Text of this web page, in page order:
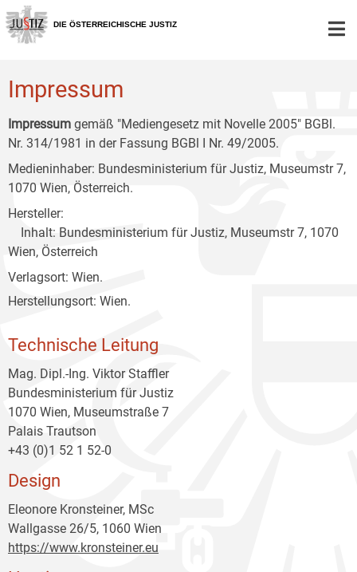
Zur
Hauptnavigation
[1]
Zum
Inhalt
[2]
Zum
Untermenü
[3]
DIE ÖSTERREICHISCHE JUSTIZ
Impressum
Impressum gemäß "Mediengesetz mit Novelle 2005" BGBl.
Nr. 314/1981 in der Fassung BGBl I Nr. 49/2005.
Medieninhaber: Bundesministerium für Justiz, Museumstr 7,
1070 Wien, Österreich.
Hersteller:
Inhalt: Bundesministerium für Justiz, Museumstr 7, 1070
Wien, Österreich
Verlagsort: Wien.
Herstellungsort: Wien.
Technische Leitung
Mag. Dipl.-Ing. Viktor Staffler
Bundesministerium für Justiz
1070 Wien, Museumstraße 7
Palais Trautson
+43 (0)1 52 1 52-0
Design
Eleonore Kronsteiner, MSc
Wallgasse 26/5, 1060 Wien
https://www.kronsteiner.eu